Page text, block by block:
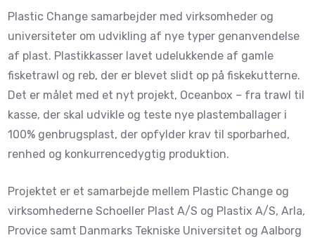
Plastic Change samarbejder med virksomheder og
universiteter om udvikling af nye typer genanvendelse
af plast. Plastikkasser lavet udelukkende af gamle
fisketrawl og reb, der er blevet slidt op på fiskekutterne.
Det er målet med et nyt projekt, Oceanbox – fra trawl til
kasse, der skal udvikle og teste nye plastemballager i
100% genbrugsplast, der opfylder krav til sporbarhed,
renhed og konkurrencedygtig produktion.
Projektet er et samarbejde mellem Plastic Change og
virksomhederne Schoeller Plast A/S og Plastix A/S, Arla,
Provice samt Danmarks Tekniske Universitet og Aalborg